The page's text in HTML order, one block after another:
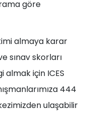
göre
almaya karar
sınav skorları
almak için ICES
444
ulaşabilir